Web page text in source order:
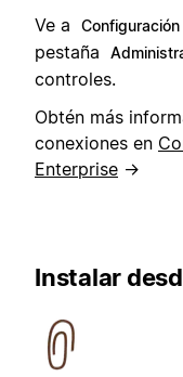
Ve a
Configuración
pestaña
controles.
Obtén más
conexiones en
Enterprise →
Instalar